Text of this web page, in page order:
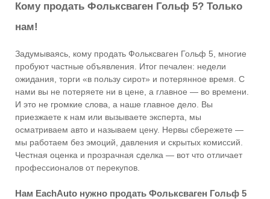
Кому продать Фольксваген Гольф 5? Только
нам!
Задумываясь, кому продать Фольксваген Гольф 5, многие
пробуют частные объявления. Итог печален: недели
ожидания, торги «в пользу сирот» и потерянное время. С
нами вы не потеряете ни в цене, а главное — во времени.
И это не громкие слова, а наше главное дело. Вы
приезжаете к нам или вызываете эксперта, мы
осматриваем авто и называем цену. Нервы сбережете —
мы работаем без эмоций, давления и скрытых комиссий.
Честная оценка и прозрачная сделка — вот что отличает
профессионалов от перекупов.
Нам EachAuto нужно продать Фольксваген Гольф 5